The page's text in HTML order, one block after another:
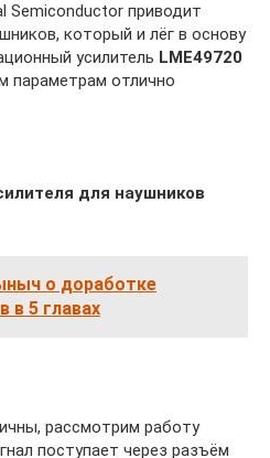
Semiconductor приводит
который и лёг в основу
усилитель LME49720
параметрам отлично
для наушников
о доработке
в 5 главах
рассмотрим работу
поступает через разъём